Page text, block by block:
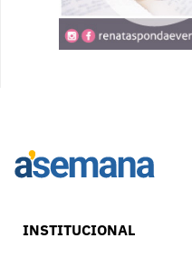
INSTITUCIONAL